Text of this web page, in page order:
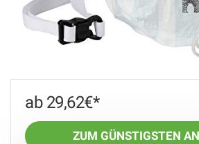
29,62€
ZUM GÜNSTIGSTEN